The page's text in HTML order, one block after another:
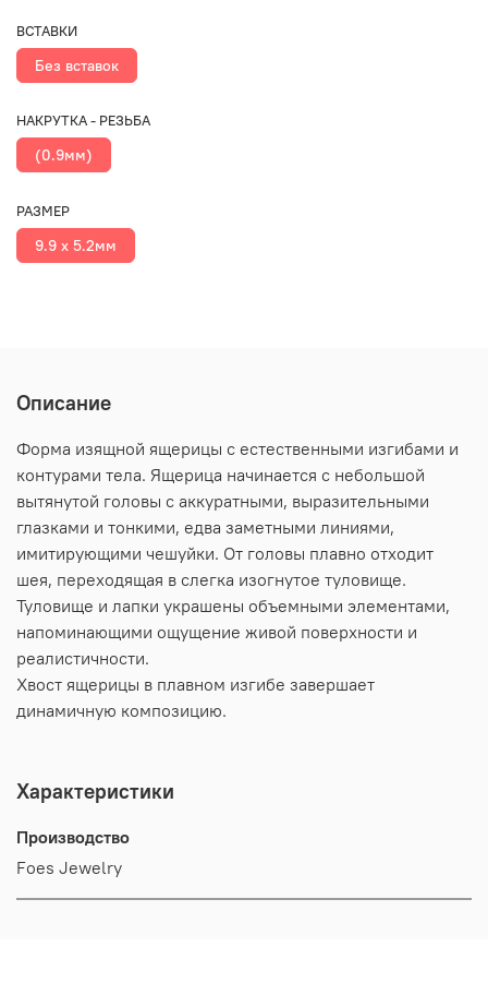
ВСТАВКИ
Без вставок
НАКРУТКА - РЕЗЬБА
(0.9мм)
РАЗМЕР
9.9 x 5.2мм
Описание
Форма изящной ящерицы с естественными изгибами и
контурами тела. Ящерица начинается с небольшой
вытянутой головы с аккуратными, выразительными
глазками и тонкими, едва заметными линиями,
имитирующими чешуйки. От головы плавно отходит
шея, переходящая в слегка изогнутое туловище.
Туловище и лапки украшены объемными элементами,
напоминающими ощущение живой поверхности и
реалистичности.
Хвост ящерицы в плавном изгибе завершает
динамичную композицию.
Характеристики
Производство
Foes Jewelry